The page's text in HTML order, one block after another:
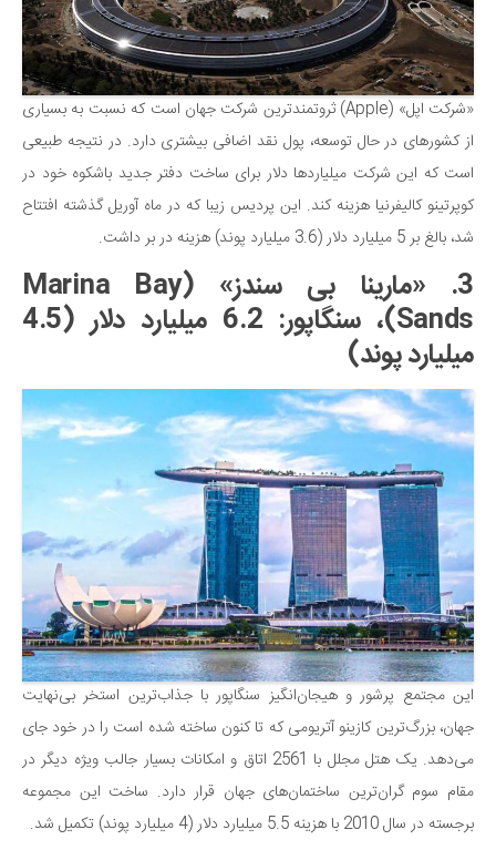
«شرکت اپل» (Apple) ثروتمندترین شرکت جهان است که نسبت به بسیاری
از کشورهای در حال توسعه، پول نقد اضافی بیشتری دارد. در نتیجه طبیعی
است که این شرکت میلیاردها دلار برای ساخت دفتر جدید باشکوه خود در
کوپرتینو کالیفرنیا هزینه کند. این پردیس زیبا که در ماه آوریل گذشته افتتاح
شد، بالغ بر 5 میلیارد دلار (3.6 میلیارد پوند) هزینه در بر داشت.
3. «مارینا بی سندز» (Marina Bay
Sands)، سنگاپور: 6.2 میلیارد دلار (4.5
میلیارد پوند)
این مجتمع پرشور و هیجان‌انگیز سنگاپور با جذاب‌ترین استخر بی‌نهایت
جهان، بزرگ‌ترین کازینو آتریومی که تا کنون ساخته شده است را در خود جای
می‌دهد. یک هتل مجلل با 2561 اتاق و امکانات بسیار جالب ویژه دیگر در
مقام سوم گران‌ترین ساختمان‌های جهان قرار دارد. ساخت این مجموعه
برجسته در سال 2010 با هزینه 5.5 میلیارد دلار (4 میلیارد پوند) تکمیل شد.